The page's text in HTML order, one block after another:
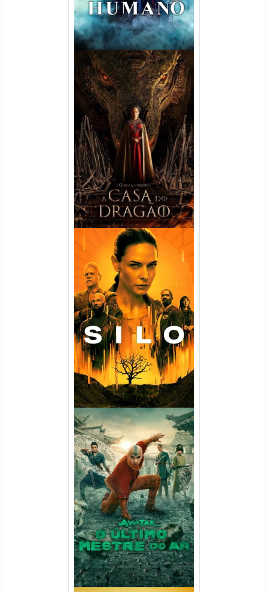
A Casa do Dragão 1ª
Temporada Torrent (2022)
WEB-DL 720p/1080p Dual
Áudio
Silo 1ª Temporada Torrent
(2023) WEB-DL
720p/1080p/4K Dual Áudio
Avatar: O Último Mestre do
Ar 2ª Temporada Torrent
(2026) WEB-DL 1080p Dual
Áudio